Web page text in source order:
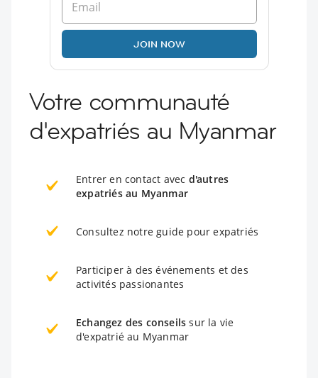
JOIN NOW
Votre communauté
d'expatriés au Myanmar
Entrer en contact avec d'autres
expatriés au Myanmar
Consultez notre guide pour expatriés
Participer à des événements et des
activités passionantes
Echangez des conseils sur la vie
d'expatrié au Myanmar